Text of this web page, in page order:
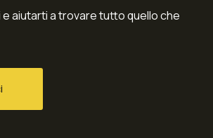
aiutarti a trovare tutto quello che